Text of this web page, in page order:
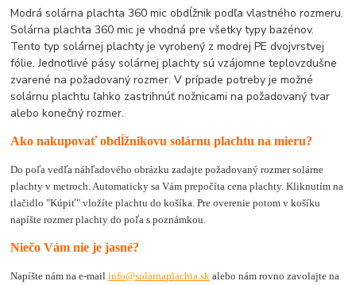
Modrá solárna plachta 360 mic obdĺžnik podľa vlastného rozmeru.
Solárna plachta 360 mic je vhodná pre všetky typy bazénov.
Tento typ solárnej plachty je vyrobený z modrej PE dvojvrstvej
fólie. Jednotlivé pásy solárnej plachty sú vzájomne teplovzdušne
zvarené na požadovaný rozmer. V prípade potreby je možné
solárnu plachtu ľahko zastrihnúť nožnicami na požadovaný tvar
alebo konečný rozmer.
Ako nakupovať obdĺžnikovu solárnu plachtu na mieru?
Do poľa vedľa náhľadového obrázku zadajte požadovaný rozmer solárne
plachty v metroch. Automaticky sa Vám prepočíta cena plachty. Kliknutím na
tlačidlo "Kúpiť" vložíte plachtu do košíka. Pre overenie potom v košíku
napíšte rozmer plachty do poľa s poznámkou.
Niečo Vám nie je jasné?
Napíšte nám na e-mailinfo@solarnaplachta.sk alebo nám rovno zavolajte na